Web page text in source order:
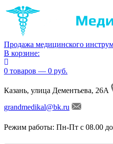
Продажа медицинского
В корзине:
0 товаров — 0 руб.
Казань, улица Дементьева, 26А
grandmedikal@bk.ru
Режим работы: Пн-Пт с 08.00